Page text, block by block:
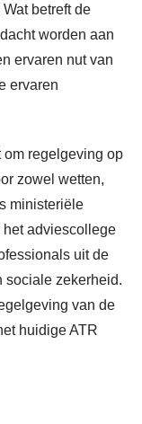
betreft de
worden aan
ervaren nut van
ervaren
om regelgeving op
zowel wetten,
ministeriële
adviescollege
uit de
sociale zekerheid.
van de
huidige ATR